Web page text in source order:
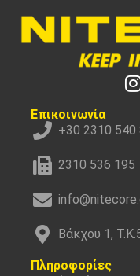
Επικοινωνία
+30 2310 540
2310 536 195
Βάκχου 1,
Πληροφορίες